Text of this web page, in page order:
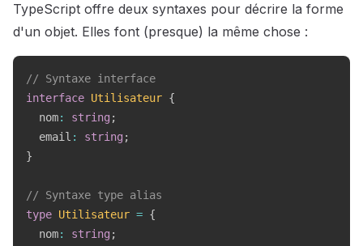
TypeScript offre deux syntaxes pour décrire la forme
d'un objet. Elles font (presque) la même chose :
// Syntaxe interface
interface Utilisateur {
  nom
: string ;
  email
: string ;
}
// Syntaxe type alias
type Utilisateur = {
  nom
: string ;